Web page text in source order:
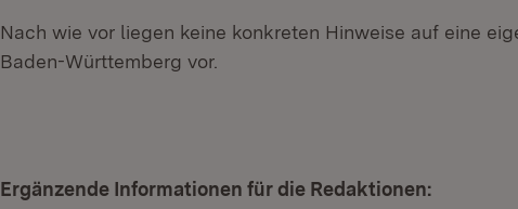
Nach wie vor liegen keine konkreten Hinweise auf eine
Baden-Württemberg vor.
Ergänzende Informationen für die Redaktionen: